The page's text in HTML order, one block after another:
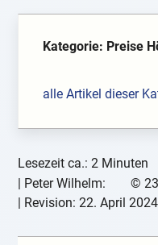
Kategorie: Preise
alle Artikel dieser
Lesezeit ca.: 2 Minuten
Peter Wilhelm: ©
| Revision:22. April 2024